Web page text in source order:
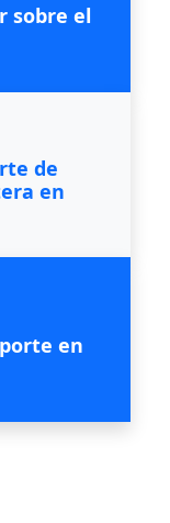
sobre el
de
en
en